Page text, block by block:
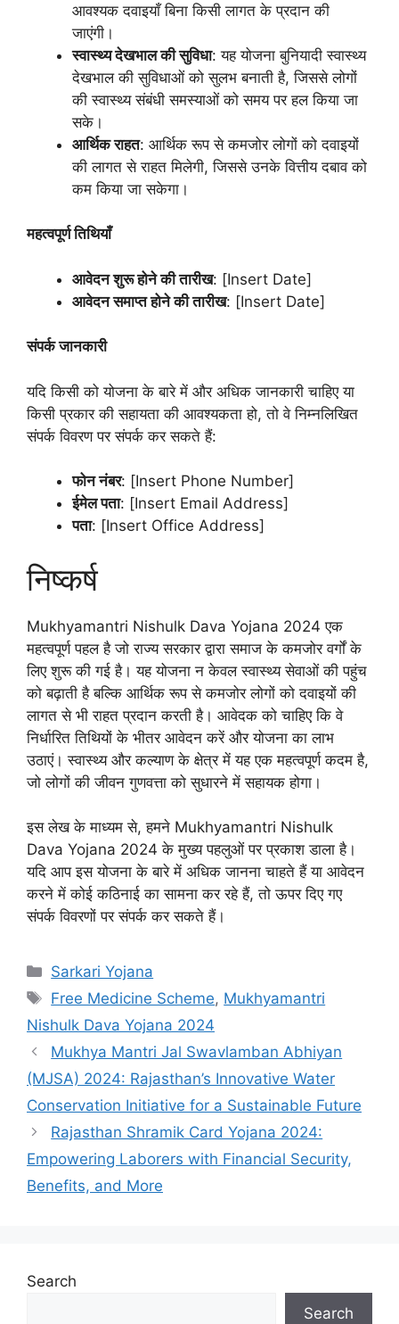
आवश्यक दवाइयाँ बिना किसी लागत के प्रदान की
जाएंगी।
स्वास्थ्य देखभाल की सुविधा: यह योजना बुनियादी स्वास्थ्य
देखभाल की सुविधाओं को सुलभ बनाती है, जिससे लोगों
की स्वास्थ्य संबंधी समस्याओं को समय पर हल किया जा
सके।
आर्थिक राहत: आर्थिक रूप से कमजोर लोगों को दवाइयों
की लागत से राहत मिलेगी, जिससे उनके वित्तीय दबाव को
कम किया जा सकेगा।
महत्वपूर्ण तिथियाँ
आवेदन शुरू होने की तारीख: [Insert Date]
आवेदन समाप्त होने की तारीख: [Insert Date]
संपर्क जानकारी
यदि किसी को योजना के बारे में और अधिक जानकारी चाहिए या
किसी प्रकार की सहायता की आवश्यकता हो, तो वे निम्नलिखित
संपर्क विवरण पर संपर्क कर सकते हैं:
फोन नंबर: [Insert Phone Number]
ईमेल पता: [Insert Email Address]
पता: [Insert Office Address]
निष्कर्ष
Mukhyamantri Nishulk Dava Yojana 2024 एक
महत्वपूर्ण पहल है जो राज्य सरकार द्वारा समाज के कमजोर वर्गों के
लिए शुरू की गई है। यह योजना न केवल स्वास्थ्य सेवाओं की पहुंच
को बढ़ाती है बल्कि आर्थिक रूप से कमजोर लोगों को दवाइयों की
लागत से भी राहत प्रदान करती है। आवेदक को चाहिए कि वे
निर्धारित तिथियों के भीतर आवेदन करें और योजना का लाभ
उठाएं। स्वास्थ्य और कल्याण के क्षेत्र में यह एक महत्वपूर्ण कदम है,
जो लोगों की जीवन गुणवत्ता को सुधारने में सहायक होगा।
इस लेख के माध्यम से, हमने Mukhyamantri Nishulk
Dava Yojana 2024 के मुख्य पहलुओं पर प्रकाश डाला है।
यदि आप इस योजना के बारे में अधिक जानना चाहते हैं या आवेदन
करने में कोई कठिनाई का सामना कर रहे हैं, तो ऊपर दिए गए
संपर्क विवरणों पर संपर्क कर सकते हैं।
Categories
Sarkari Yojana
Tags
Free Medicine Scheme, Mukhyamantri
Nishulk Dava Yojana 2024
Mukhya Mantri Jal Swavlamban Abhiyan
(MJSA) 2024: Rajasthan’s Innovative Water
Conservation Initiative for a Sustainable Future
Rajasthan Shramik Card Yojana 2024:
Empowering Laborers with Financial Security,
Benefits, and More
Search
Search